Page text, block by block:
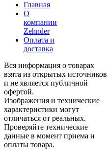
Главная
О
компании
Zehnder
Оплата и
доставка
Вся информация о товарах
взята из открытых источников
и не является публичной
офертой.
Изображения и технические
характеристики могут
отличаться от реальных.
Проверяйте технические
данные в момент приема и
оплаты товара.